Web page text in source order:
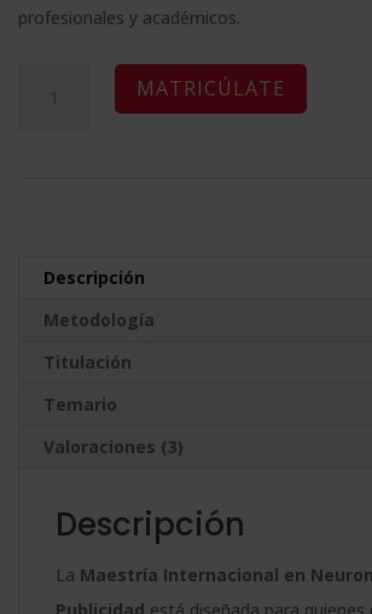
profesionales y académicos.
Internacional
cantidad
MATRICÚLATE
Descripción
Metodología
Titulación
Temario
Valoraciones (3)
Descripción
La Maestría Internacional en